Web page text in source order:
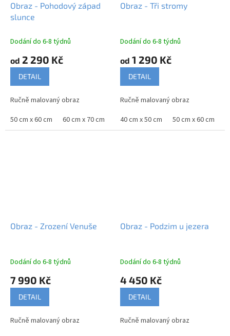
Obraz - Pohodový západ
slunce
Dodání do 6-8 týdnů
od 2 290 Kč
DETAIL
Ručně malovaný obraz
50 cm x 60 cm
60 cm x 70 cm 75 cm x 90 cm 80 cm x 100 cm
Obraz - Tři stromy
Dodání do 6-8 týdnů
od 1 290 Kč
DETAIL
Ručně malovaný obraz
40 cm x 50 cm
50 cm x 60 cm
Obraz - Zrození Venuše
Dodání do 6-8 týdnů
7 990 Kč
DETAIL
Ručně malovaný obraz
Obraz - Podzim u jezera
Dodání do 6-8 týdnů
4 450 Kč
DETAIL
Ručně malovaný obraz